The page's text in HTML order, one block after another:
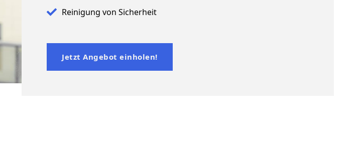
Reinigung von Sicherheit
Jetzt Angebot einholen!